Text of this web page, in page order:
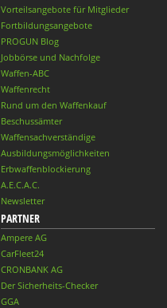
Vorteilsangebote für Mitglieder
Fortbildungsangebote
PROGUN Blog
Jobbörse und Nachfolge
Waffen-ABC
Waffenrecht
Rund um den Waffenkauf
Beschussämter
Waffensachverständige
Ausbildungsmöglichkeiten
Erbwaffenblockierung
A.E.C.A.C.
Newsletter
PARTNER
Ampere AG
CarFleet24
CRONBANK AG
Der Sicherheits-Checker
GGA